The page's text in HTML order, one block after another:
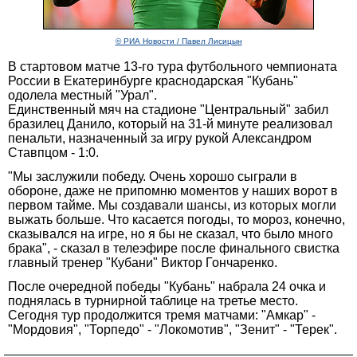
© РИА Новости / Павел Лисицын
В стартовом матче 13-го тура футбольного чемпионата
России в Екатеринбурге краснодарская "Кубань"
одолела местный "Урал".
Единственный мяч на стадионе "Центральный" забил
бразилец Данило, который на 31-й минуте реализовал
пенальти, назначенный за игру рукой Александром
Ставпцом - 1:0.
"Мы заслужили победу. Очень хорошо сыграли в
обороне, даже не припомню моментов у наших ворот в
первом тайме. Мы создавали шансы, из которых могли
выжать больше. Что касается погоды, то мороз, конечно,
сказывался на игре, но я бы не сказал, что было много
брака", - сказал в телеэфире после финального свистка
главный тренер "Кубани" Виктор Гончаренко.
После очередной победы "Кубань" набрала 24 очка и
поднялась в турнирной таблице на третье место.
Сегодня тур продолжится тремя матчами: "Амкар" -
"Мордовия", "Торпедо" - "Локомотив", "Зенит" - "Терек".